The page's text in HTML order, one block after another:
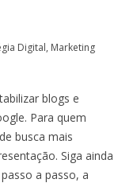
Digital, Marketing
blogs e
Para quem
busca mais
Siga ainda
a passo, a